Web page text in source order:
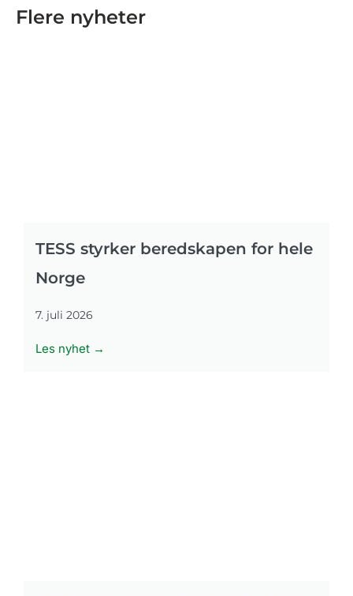
Flere nyheter
TESS styrker beredskapen for hele
Norge
7. juli 2026
Les nyhet →